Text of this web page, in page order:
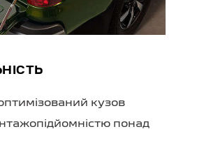
кузов
понад